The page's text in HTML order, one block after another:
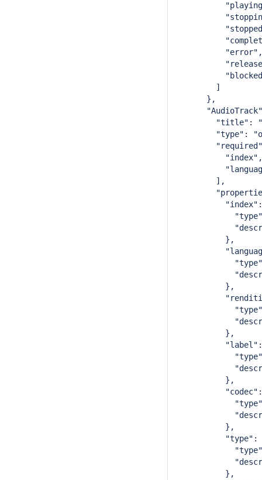
"error",
]
},
"title":
"type":
"index",
],
"index":
"type":
},
"type":
},
"type":
"description":
},
"label":
"type":
},
"codec":
"type":
"description":
},
"type":
"type":
"description":
},